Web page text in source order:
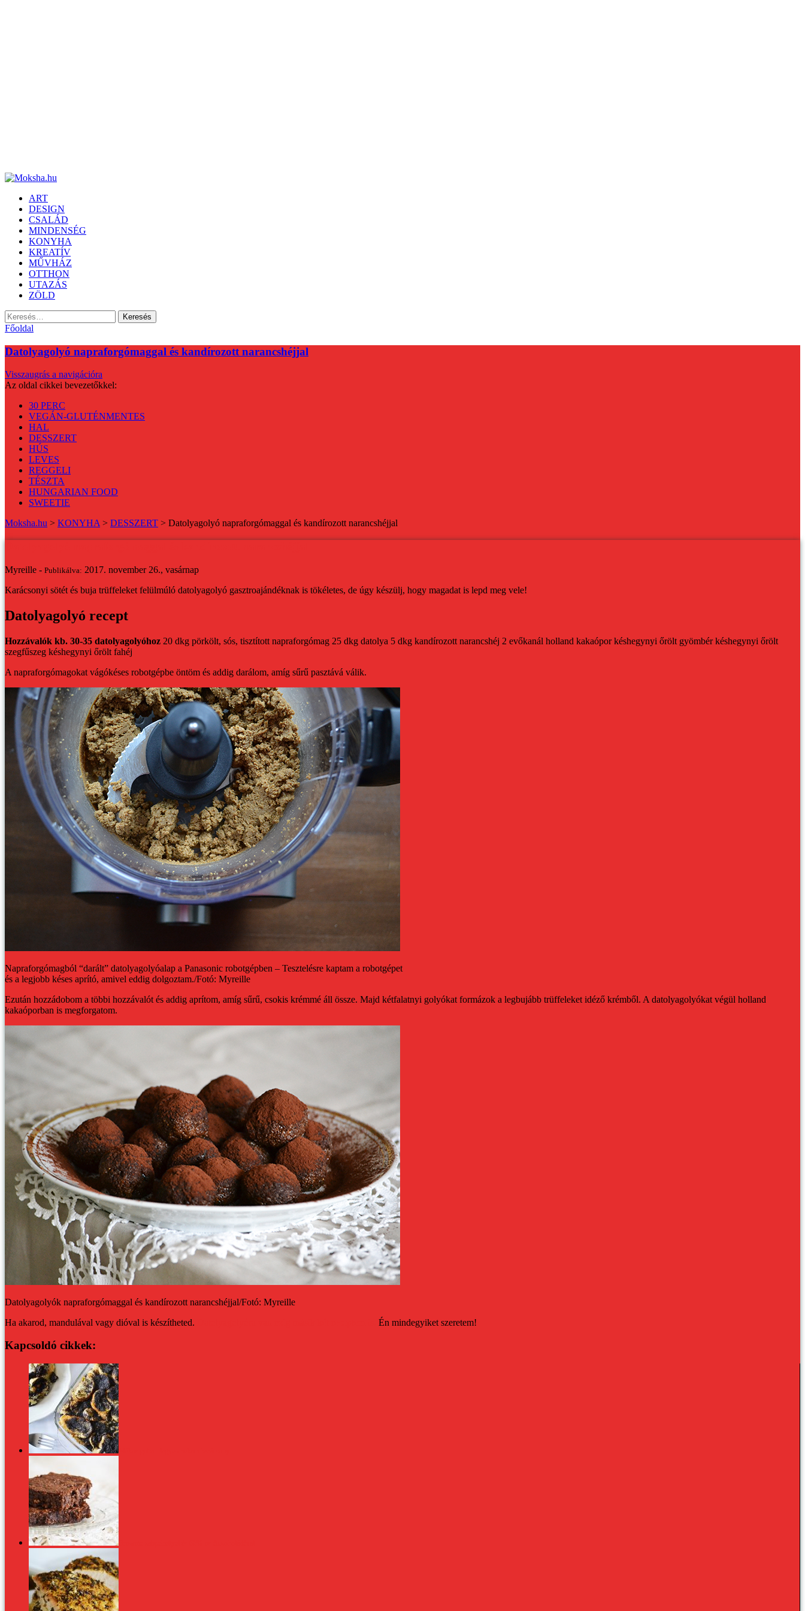
ART
DESIGN
CSALÁD
MINDENSÉG
KONYHA
KREATÍV
MŰVHÁZ
OTTHON
UTAZÁS
ZÖLD
Keresés:
Főoldal
Datolyagolyó napraforgómaggal és kandírozott narancshéjjal
Visszaugrás a navigációra
Az oldal cikkei bevezetőkkel:
30 PERC
VEGÁN-GLUTÉNMENTES
HAL
DESSZERT
HÚS
LEVES
REGGELI
TÉSZTA
HUNGARIAN FOOD
SWEETIE
Moksha.hu > KONYHA> DESSZERT > Datolyagolyó napraforgómaggal és kandírozott narancshéjjal
Myreille - Publikálva: 2017. november 26., vasárnap
Karácsonyi sötét és buja trüffeleket felülmúló datolyagolyó gasztroajándéknak is tökéletes, de úgy készülj, hogy magadat is lepd meg vele!
Datolyagolyó recept
Hozzávalók kb. 30-35 datolyagolyóhoz 20 dkg pörkölt, sós, tisztított napraforgómag 25 dkg datolya 5 dkg kandírozott narancshéj 2 evőkanál holland kakaóporkéshegynyi őrölt gyömbérkéshegynyi őrölt
szegfűszeg késhegynyi őrölt fahéj
A napraforgómagokat vágókéses robotgépbe öntöm és addig darálom, amíg sűrű pasztává válik.
Napraforgómagból “darált” datolyagolyóalap a Panasonic robotgépben – Tesztelésre kaptam a robotgépet
és a legjobb késes aprító, amivel eddig dolgoztam./Fotó: Myreille
Ezután hozzádobom a többi hozzávalót és addig aprítom, amíg sűrű, csokis krémmé áll össze. Majd kétfalatnyi golyókat formázok a legbujább trüffeleket idéző krémből. A datolyagolyókat végül holland
kakaóporban is megforgatom.
Datolyagolyók napraforgómaggal és kandírozott narancshéjjal/Fotó: Myreille
Ha akarod, mandulával vagy dióval is készítheted.
Én mindegyiket szeretem!
Kapcsoldó cikkek: